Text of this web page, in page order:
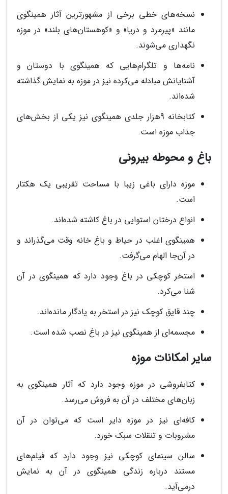
نسخه‌های خطی برخی از مشهورترین آثار همینگوی
مانند «پیرمرد و دریا» و «کوهستان‌های بلند» در موزه
نگهداری می‌شوند.
نامه‌ها و تلگرام‌هایی که همینگوی با دوستان و
آشنایانش مبادله می‌کرده نیز در موزه به نمایش گذاشته
شده‌اند.
کتابخانه 9هزار جلدی همینگوی نیز یکی از بخش‌های
جذاب موزه است.
باغ و محوطه بیرونی
موزه دارای باغی زیبا با مساحت تقریبی یک هکتار
است.
انواع درختان استوایی در باغ کاشته شده‌اند.
همینگوی اغلب در حیاط و باغ خانه وقت می‌گذراند و
در آن‌جا الهام می‌گرفت.
استخر کوچکی در باغ وجود دارد که همینگوی در آن
شنا می‌کرد.
چند قایق کوچک نیز در استخر به یادگار مانده‌اند.
مجسمه‌ای از همینگوی نیز در باغ نصب شده است.
سایر امکانات موزه
کتابفروشی در موزه وجود دارد که آثار همینگوی به
زبان‌های مختلف در آن به فروش می‌رسد.
کافه‌ای نیز در موزه دایر است که می‌توان در آن
مشروبات و تنقلات سبک خورد.
سالن سینمای کوچکی نیز وجود دارد که فیلم‌های
مستند درباره زندگی همینگوی در آن به نمایش
درمی‌آید.